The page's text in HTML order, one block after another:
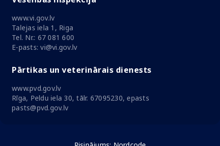
www.vi.gov.lv
Talejas iela 1, Riga
Tel. Nr.: 67 081 600
E-pasts: vi@vi.gov.lv
Pārtikas un veterinārais dienests
www.pvd.gov.lv
Rīga, Peldu iela 30, tālr. 67095230, epasts
pasts@pvd.gov.lv